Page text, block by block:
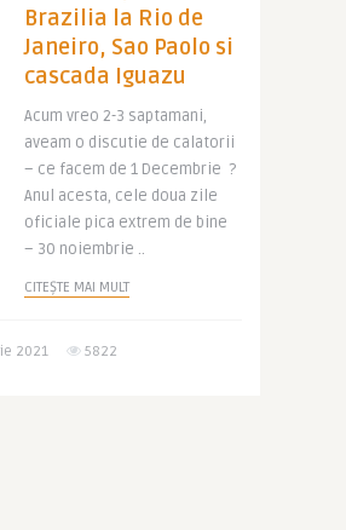
Brazilia la Rio de
Janeiro, Sao Paolo si
cascada Iguazu
Acum vreo 2-3 saptamani,
aveam o discutie de calatorii
– ce facem de 1 Decembrie ?
Anul acesta, cele doua zile
oficiale pica extrem de bine
– 30 noiembrie ..
CITEȘTE MAI MULT
2021 5822